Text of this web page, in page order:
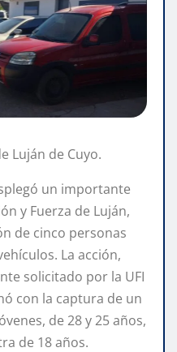
Luján de Cuyo.
un importante
y Fuerza de Luján,
de cinco personas
La acción,
solicitado por la UFI
con la captura de un
de 28 y 25 años,
de 18 años.